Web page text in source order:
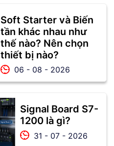
Soft Starter và Biến
tần khác nhau như
thế nào? Nên chọn
thiết bị nào?
06 - 08 - 2026
Signal Board S7-
1200 là gì?
31 - 07 - 2026